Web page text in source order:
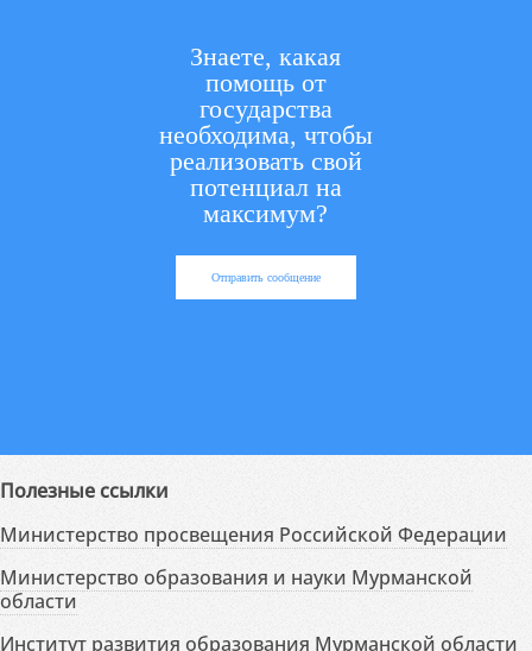
Знаете, какая
помощь от
государства
необходима, чтобы
реализовать свой
потенциал на
максимум?
Отправить сообщение
Полезные ссылки
Министерство просвещения Российской Федерации
Министерство образования и науки Мурманской
области
Институт развития образования Мурманской области